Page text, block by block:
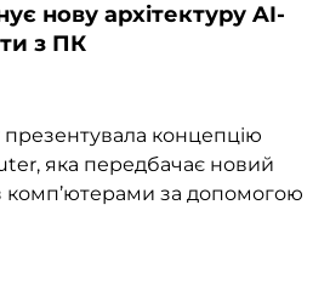
нову архітектуру AI-
з ПК
концепцію
яка передбачає новий
з комп’ютерами за допомогою